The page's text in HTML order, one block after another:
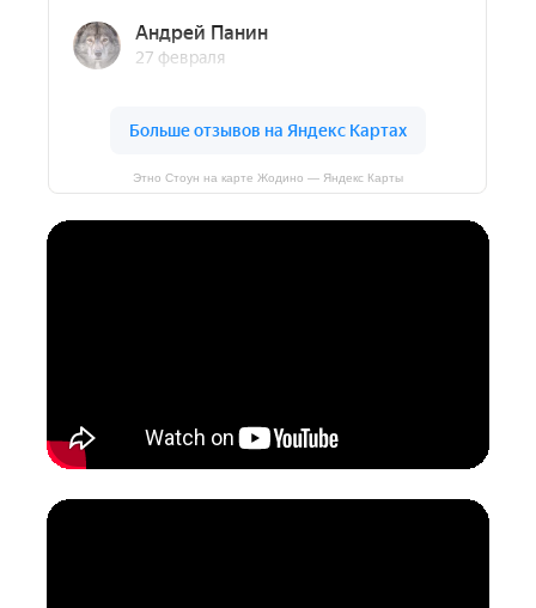
Этно Стоун на карте Жодино — Яндекс Карты